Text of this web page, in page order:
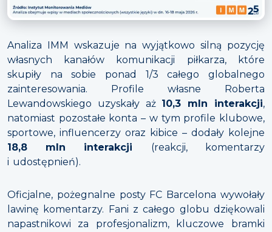
Analiza IMM wskazuje na wyjątkowo silną pozycję
własnych kanałów komunikacji piłkarza, które
skupiły na sobie ponad 1/3 całego globalnego
zainteresowania. Profile własne Roberta
Lewandowskiego uzyskały aż 10,3 mln interakcji,
natomiast pozostałe konta – w tym profile klubowe,
sportowe, influencerzy oraz kibice – dodały kolejne
18,8 mln interakcji (reakcji, komentarzy
i udostępnień).
Oficjalne, pożegnalne posty FC Barcelona wywołały
lawinę komentarzy. Fani z całego globu dziękowali
napastnikowi za profesjonalizm, kluczowe bramki